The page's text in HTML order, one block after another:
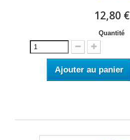
12,80 €
Quantité
Ajouter au panier